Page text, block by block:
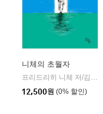
| 현대지성
니체의 초월자
12,500원 (0% 할인)